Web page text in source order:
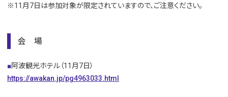
※11月7日は参加対象が限定されていますので、ご注意ください。
会 場
■阿波観光ホテル（11月7日）
https://awakan.jp/pg4963033.html